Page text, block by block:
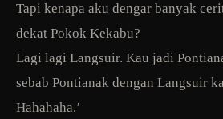
Tapi kenapa aku dengar banyak
dekat Pokok Kekabu?
Lagi lagi Langsuir. Kau jadi
sebab Pontianak dengan Langsuir
Hahahaha.’